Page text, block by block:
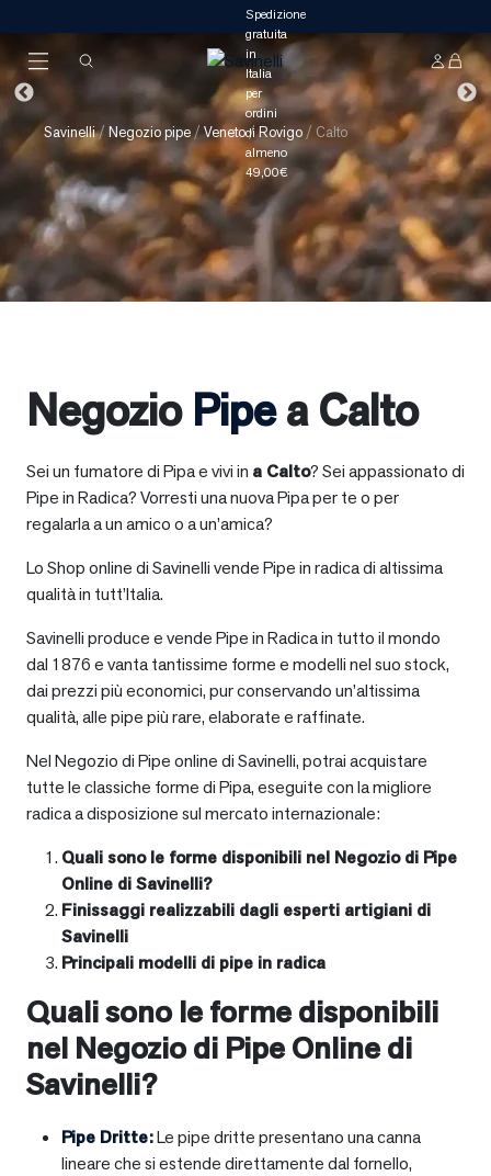
Savinelli/ Negozio pipe/Veneto/Rovigo / Calto
Negozio Pipea Calto
Sei un fumatore di Pipa e vivi in a Calto? Sei appassionato di
Pipe in Radica? Vorresti una nuova Pipa per te o per
regalarla a un amico o a un’amica?
Lo Shop online di Savinelli vende Pipe in radica di altissima
qualità in tutt’Italia.
Savinelli produce e vende Pipe in Radica in tutto il mondo
dal 1876 e vanta tantissime forme e modelli nel suo stock,
dai prezzi più economici, pur conservando un’altissima
qualità, alle pipe più rare, elaborate e raffinate.
Nel Negozio di Pipe online di Savinelli, potrai acquistare
tutte le classiche forme di Pipa, eseguite con la migliore
radica a disposizione sul mercato internazionale:
Quali sono le forme disponibili nel Negozio di Pipe
Online di Savinelli?
Finissaggi realizzabili dagli esperti artigiani di
Savinelli
Principali modelli di pipe in radica
Quali sono le forme disponibili
nel Negozio di Pipe Online di
Savinelli?
Pipe Dritte:Le pipe dritte presentano una canna
lineare che si estende direttamente dal fornello,